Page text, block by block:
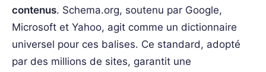
contenus. Schema.org, soutenu par Google,
Microsoft et Yahoo, agit comme un dictionnaire
universel pour ces balises. Ce standard, adopté
par des millions de sites, garantit une